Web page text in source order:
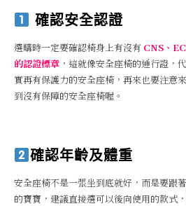
確認安全認證
選購時一定要確認椅身上有沒有 CNS、
的認證標章 ，這就像安全座椅的通行證，
實再有保護力的安全座椅，再來也要注意
到沒有保障的安全座椅喔。
確認年齡及體重
安全座椅不是一張坐到底就好，而是要跟
的寶寶，建議直接選可以後向使用的款式